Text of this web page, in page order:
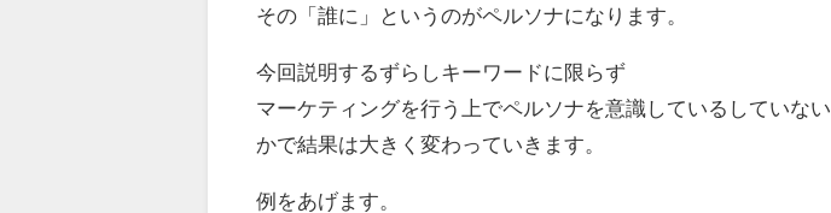
その「誰に」というのがペルソナになります。
今回説明するずらしキーワードに限らず
マーケティングを行う上でペルソナを意識しているしていない
かで結果は大きく変わっていきます。
例をあげます。